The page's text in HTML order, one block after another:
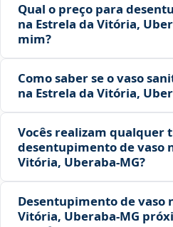
Qual o preço para
na Estrela da Vitória,
mim?
Como saber se o vaso
na Estrela da Vitória,
Vocês realizam qualquer
desentupimento de vaso
Vitória, Uberaba‑MG?
Desentupimento de vaso
Vitória, Uberaba‑MG